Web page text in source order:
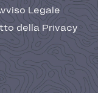
Legale
della Privacy